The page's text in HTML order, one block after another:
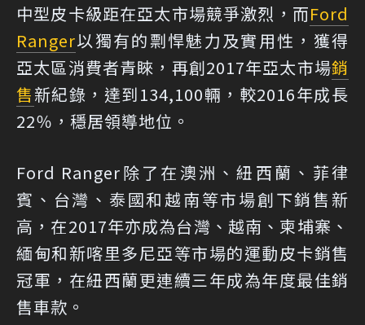
中型皮卡級距在亞太市場競爭激烈，而Ford
Ranger以獨有的剽悍魅力及實用性，獲得
亞太區消費者青睞，再創2017年亞太市場銷
售新紀錄，達到134,100輛，較2016年成長
22％，穩居領導地位。
Ford Ranger除了在澳洲、紐西蘭、菲律
賓、台灣、泰國和越南等市場創下銷售新
高，在2017年亦成為台灣、越南、柬埔寨、
緬甸和新喀里多尼亞等市場的運動皮卡銷售
冠軍，在紐西蘭更連續三年成為年度最佳銷
售車款。